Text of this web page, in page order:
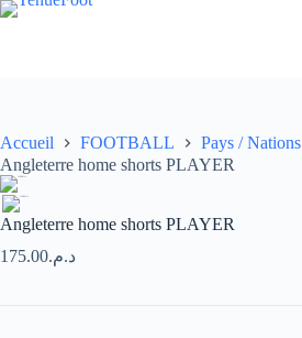
Passer
Accueil FOOTBALL Pays / Nations
Angleterre home shorts PLAYER
Angleterre home shorts PLAYER
د.م.175.00